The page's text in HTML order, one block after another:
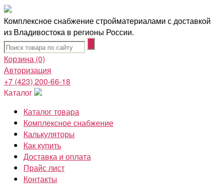
Комплексное снабжение стройматериалами с доставкой
из Владивостока в регионы России.
Корзина (0)
Авторизация
+7 (423) 200-66-18
Каталог
Каталог товара
Комплексное снабжение
Калькуляторы
Как купить
Доставка и оплата
Прайс лист
Контакты